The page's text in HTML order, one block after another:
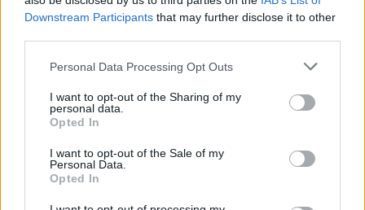
Downstream Participants that may further disclose it to other
Please note that this website/app uses one or more Google
not limited to your visit or usage behaviour. You may click to
grant or deny consent to Google and its third-party tags to
use your data for below specified purposes in below Google
consent section.
Personal Data Processing Opt Outs
I want to opt-out of the Sharing of my
personal data.
Opted In
I want to opt-out of the Sale of my
Personal Data.
Opted In
του πανεπιστημίου Αθηνών μετά την απόφαση να τεθεί
σε αναστολή καθηκόντων ο διοικητικός υπάλληλος του
ΕΚΠΑ που δήλωσε ότι συμμετείχε στο σαμποτάζ στον
σέρβερ προκειμένου να μην πραγματοποιηθούν οι
«Όχι στην ποινικοποίηση της συνδικαλιστικής δράσης,
πανό οι φοιτητές.